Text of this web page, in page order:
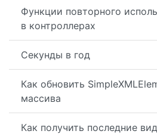
Функции повторного
в контроллерах
Секунды в год
Как обновить
массива
Как получить последние